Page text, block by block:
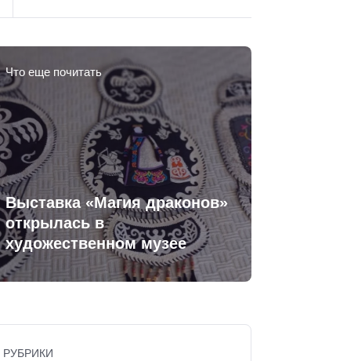
Что еще почитать
Выставка «Магия драконов»
открылась в
художественном музее
РУБРИКИ